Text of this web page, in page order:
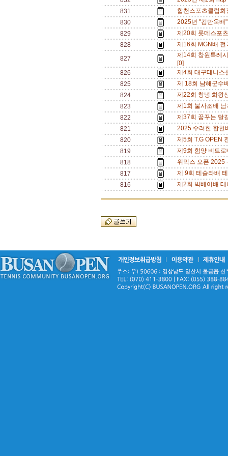
831
합천스포츠클럽
830
2025년 "김만욱배
829
제20회 롯데스포
828
제16회 MGN배
827
제14회 창원특례
[0]
826
제4회 대구테니
825
제 18회 남해군수
824
제22회 창녕 화왕
823
제1회 불사조배
822
제37회 꿈꾸는 달
821
2025 수려한 합천
820
제5회 T.G OPEN
819
제9회 함양 비트
818
위믹스 오픈
817
제 9회 테슬라배
816
제2회 빅베어배